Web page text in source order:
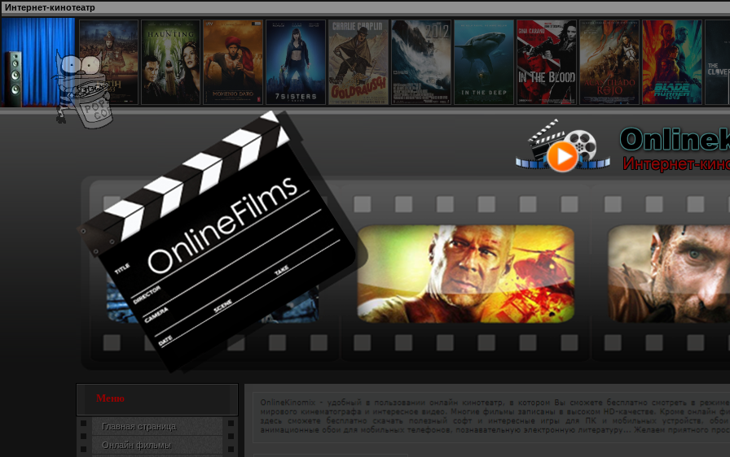
Интернет-кинотеатр
Меню
Главная страница
Онлайн фильмы